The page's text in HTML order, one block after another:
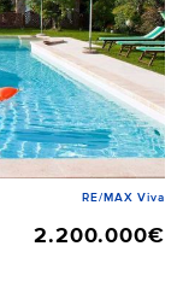
RE/MAX Viva
2.200.000€